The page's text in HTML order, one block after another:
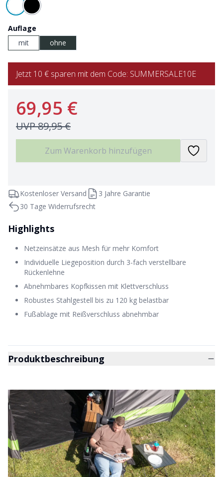
Auflage
mit
ohne
Jetzt 10 € sparen mit dem Code: SUMMERSALE10E
69,95 €
UVP89,95 €
Zum Warenkorb hinzufügen
Kostenloser Versand
3 Jahre Garantie
30 Tage Widerrufsrecht
Highlights
Netzeinsätze aus Mesh für mehr Komfort
Individuelle Liegeposition durch 3-fach verstellbare
Rückenlehne
Abnehmbares Kopfkissen mit Klettverschluss
Robustes Stahlgestell bis zu 120 kg belastbar
Fußablage mit Reißverschluss abnehmbar
Produktbeschreibung